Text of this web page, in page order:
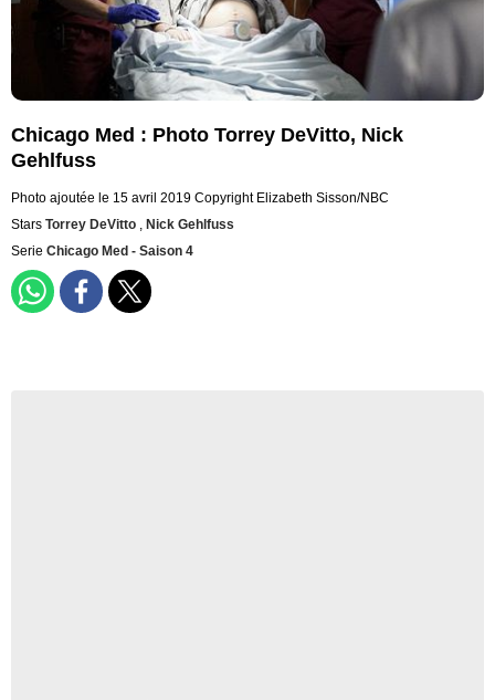
Chicago Med : Photo Torrey DeVitto, Nick
Gehlfuss
Photo ajoutée le 15 avril 2019 Copyright Elizabeth Sisson/NBC
Stars Torrey DeVitto , Nick Gehlfuss
Serie Chicago Med - Saison 4